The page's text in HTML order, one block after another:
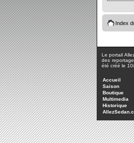
Index
Le portail
des
été créé le
Accueil
Saison
Boutique
Multimedia
Historique